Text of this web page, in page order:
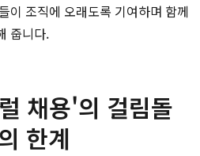
이 조직에 오래도록 기여하며 함께
줍니다.
채용'의 걸림돌
한계